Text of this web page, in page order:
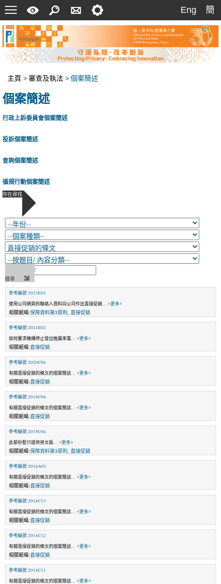
菜
單
速
指
南
索
絡
我
定
Eng
簡
簡
主頁 >審查及執法 >個案簡述
個案簡述
行政上訴委員會個案簡述
投訴個案簡述
查詢個案簡述
循規行動個案簡述
你在尋找
參考編號:2023E03
使用公司網頁的聯絡人資料向公司作出直接促銷 ... <更多>
相關範疇:保障資料第3原則 直接促銷
參考編號:2021E02
如何要求機構停止發出推廣來電 ... <更多>
相關範疇:直接促銷
參考編號:2020C04
有關直接促銷的條文的個案簡述 ... <更多>
相關範疇:直接促銷
參考編號:2019C06
有關直接促銷的條文的個案簡述 ... <更多>
相關範疇:直接促銷
參考編號:2015C04
此部份暫只提供英文版 ... <更多>
相關範疇:保障資料第3原則 直接促銷
參考編號:2016A01
有關直接促銷的條文的個案簡述 ... <更多>
相關範疇:直接促銷
參考編號:2014C13
有關直接促銷的條文的個案簡述 ... <更多>
相關範疇:直接促銷
參考編號:2014C12
有關直接促銷的條文的個案簡述 ... <更多>
相關範疇:直接促銷
參考編號:2014C11
有關直接促銷的條文的個案簡述 ... <更多>